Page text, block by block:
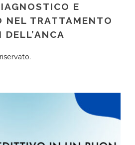
E
NEL TRATTAMENTO
DELL’ANCA